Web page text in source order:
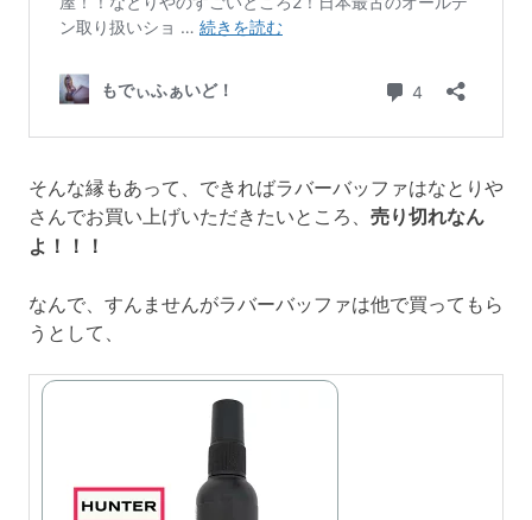
そんな縁もあって、できればラバーバッファはなとりや
さんでお買い上げいただきたいところ、 売り切れなん
よ！！！
なんで、すんませんがラバーバッファは他で買ってもら
うとして、